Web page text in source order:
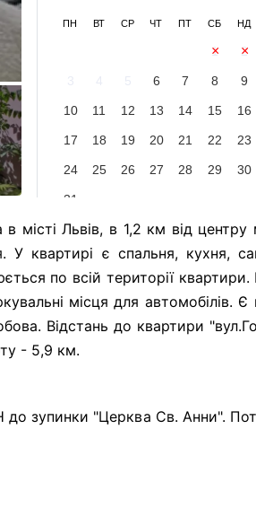
ПН ВТ СР ЧТ ПТ СБ НД
1 2
6 7 8 9
10 11 12 13 14 15 16
17 18 19 20 21 22 23
24 25 26 27 28 29 30
31
місті Львів, в 1,2 км від
квартирі є спальня, кухня,
по всій території
місця для автомобілів.
Відстань до квартири
- 5,9 км.
до зупинки "Церква Св. Анни".